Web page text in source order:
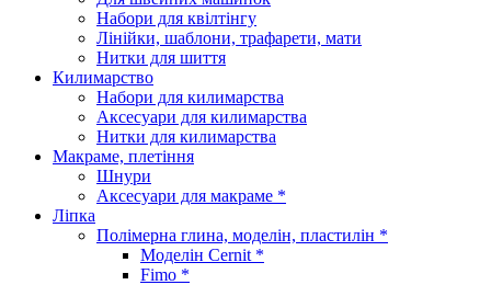
Набори для квілтінгу
Лінійки, шаблони, трафарети, мати
Нитки для шиття
Килимарство
Набори для килимарства
Аксесуари для килимарства
Нитки для килимарства
Макраме, плетіння
Шнури
Аксесуари для макраме *
Ліпка
Полімерна глина, моделін, пластилін *
Моделін Cernit *
Fimo *